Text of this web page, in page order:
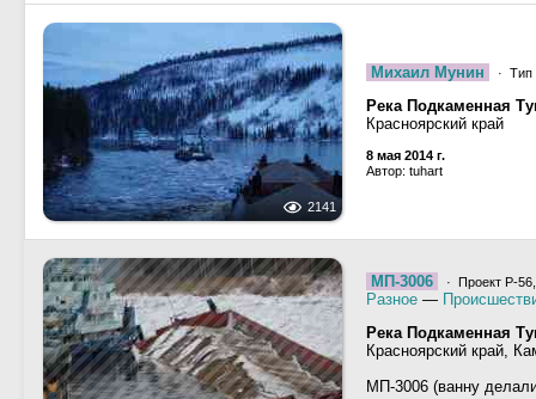
2141
Михаил Мунин · Тип
Река Подкаменная
Красноярский край
8 мая 2014 г.
Автор: tuhart
МП-3006 · Проект Р-
Разное —
Река Подкаменная
Красноярский край,
МП-3006 (ванну